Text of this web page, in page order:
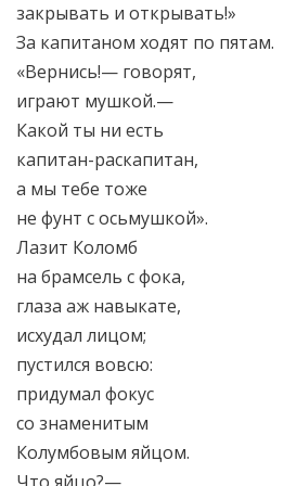
закрывать и открывать!»
За капитаном ходят по пятам.
«Вернись!— говорят,
играют мушкой.—
Какой ты ни есть
капитан-раскапитан,
а мы тебе тоже
не фунт с осьмушкой».
Лазит Коломб
на брамсель с фока,
глаза аж навыкате,
исхудал лицом;
пустился вовсю:
придумал фокус
со знаменитым
Колумбовым яйцом.